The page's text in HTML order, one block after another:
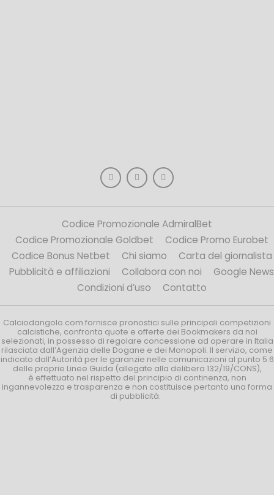
Codice Promozionale AdmiralBet
Codice Promozionale Goldbet
Codice Promo Eurobet
Codice Bonus Netbet
Chi siamo
Carta del giornalista
Pubblicità e affiliazioni
Collabora con noi
Google News
Condizioni d’uso
Contatto
Calciodangolo.com fornisce pronostici sulle principali competizioni
calcistiche, confronta quote e offerte dei Bookmakers da noi
selezionati, in possesso di regolare concessione ad operare in Italia
rilasciata dall’Agenzia delle Dogane e dei Monopoli. Il servizio, come
indicato dall’Autorità per le garanzie nelle comunicazioni al punto 5.6
delle proprie Linee Guida (allegate alla delibera 132/19/CONS),
è effettuato nel rispetto del principio di continenza, non
ingannevolezza e trasparenza e non costituisce pertanto una forma
di pubblicità.